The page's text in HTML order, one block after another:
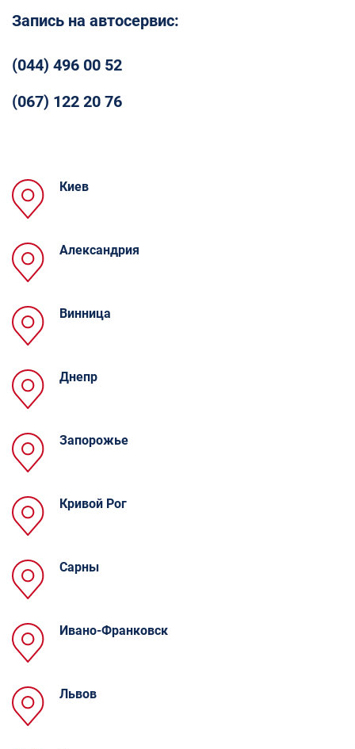
Запись на автосервис:
(044) 496 00 52
(067) 122 20 76
Киев
Александрия
Винница
Днепр
Запорожье
Кривой Рог
Cарны
Ивано-Франковск
Львов